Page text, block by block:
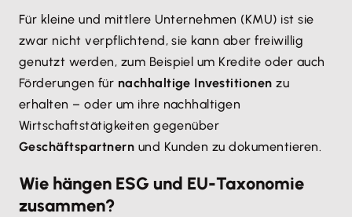
Für kleine und mittlere Unternehmen (KMU) ist sie
zwar nicht verpflichtend, sie kann aber freiwillig
genutzt werden, zum Beispiel um Kredite oder auch
Förderungen für nachhaltige Investitionen zu
erhalten – oder um ihre nachhaltigen
Wirtschaftstätigkeiten gegenüber
Geschäftspartnern und Kunden zu dokumentieren.
Wie hängen ESG und EU-Taxonomie
zusammen?